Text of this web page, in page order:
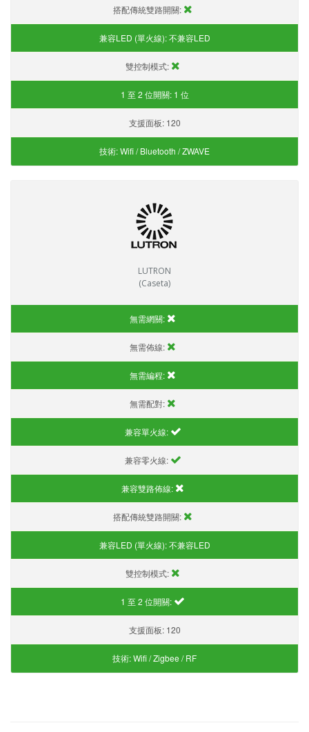
搭配傳統雙路開關:
兼容LED (單火線):不兼容LED
雙控制模式:
1 至 2 位開關: 1 位
支援面板: 120
技術:Wifi / Bluetooth / ZWAVE
LUTRON
(Caseta)
無需網關:
無需佈線:
無需編程:
無需配對:
兼容單火線:
兼容零火線:
兼容雙路佈線:
搭配傳統雙路開關:
兼容LED (單火線):不兼容LED
雙控制模式:
1 至 2 位開關:
支援面板: 120
技術:Wifi / Zigbee / RF